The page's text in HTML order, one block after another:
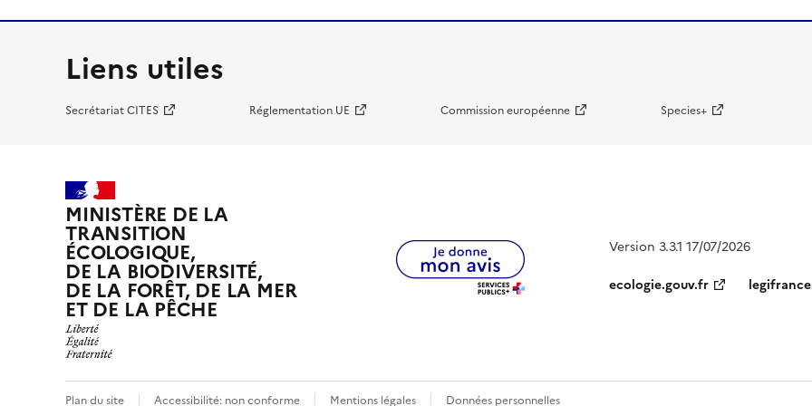
Liens utiles
Secrétariat CITES Réglementation UE Commission européenne Species+
MINISTÈRE DE LA
TRANSITION
ÉCOLOGIQUE,
DE LA BIODIVERSITÉ,
DE LA FORÊT, DE LA MER
ET DE LA PÊCHE
Version 3.3.1 17/07/2026
ecologie.gouv.fr
Plan du site Accessibilité: non conforme Mentions légales Données personnelles